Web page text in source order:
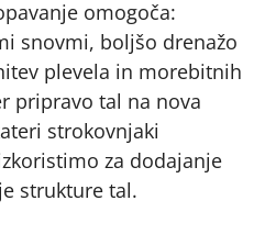
omogoča:
snovmi, boljšo drenažo
plevela in morebitnih
pripravo tal na nova
strokovnjaki
za dodajanje
strukture tal.